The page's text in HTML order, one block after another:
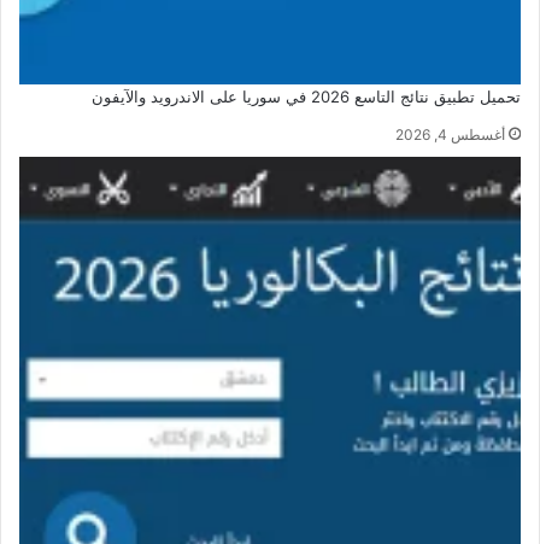
تحميل تطبيق نتائج التاسع 2026 في سوريا على الاندرويد والآيفون
أغسطس 4, 2026